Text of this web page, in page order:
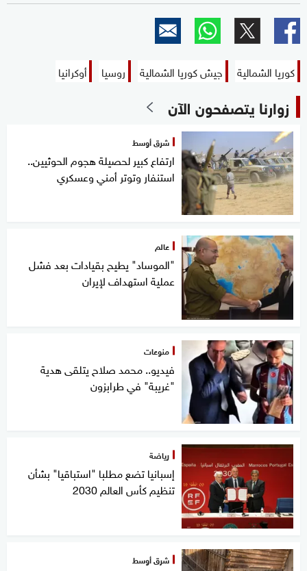
كوريا الشمالية جيش كوريا الشمالية روسيا أوكرانيا
زوارنا يتصفحون الآن
شرق أوسط
ارتفاع كبير لحصيلة هجوم الحوثيين..
استنفار وتوتر أمني وعسكري
عالم
"الموساد" يطيح بقيادات بعد فشل
عملية استهداف لإيران
منوعات
فيديو.. محمد صلاح يتلقى هدية
"غريبة" في طرابزون
رياضة
إسبانيا تضع مطلبا "استباقيا" بشأن
تنظيم كأس العالم 2030
شرق أوسط